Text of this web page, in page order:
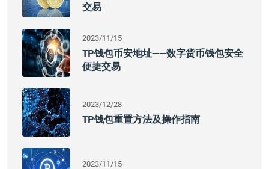
交易
2023/11/15
TP钱包币安地址——数字货币钱包安全
便捷交易
2023/12/28
TP钱包重置方法及操作指南
2023/11/15